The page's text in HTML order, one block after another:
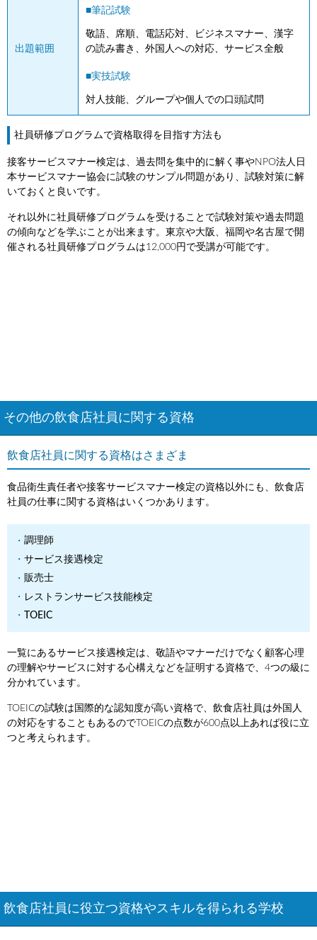
出題範囲
■筆記試験
敬語、席順、電話応対、ビジネスマナー、漢字
の読み書き、外国人への対応、サービス全般
■実技試験
対人技能、グループや個人での口頭試問
社員研修プログラムで資格取得を目指す方法も
接客サービスマナー検定は、過去問を集中的に解く事やNPO法人日
本サービスマナー協会に試験のサンプル問題があり、試験対策に解
いておくと良いです。
それ以外に社員研修プログラムを受けることで試験対策や過去問題
の傾向などを学ぶことが出来ます。東京や大阪、福岡や名古屋で開
催される社員研修プログラムは12,000円で受講が可能です。
その他の飲食店社員に関する資格
飲食店社員に関する資格はさまざま
食品衛生責任者や接客サービスマナー検定の資格以外にも、飲食店
社員の仕事に関する資格はいくつかあります。
調理師
サービス接遇検定
販売士
レストランサービス技能検定
TOEIC
一覧にあるサービス接遇検定は、敬語やマナーだけでなく顧客心理
の理解やサービスに対する心構えなどを証明する資格で、4つの級に
分かれています。
TOEICの試験は国際的な認知度が高い資格で、飲食店社員は外国人
の対応をすることもあるのでTOEICの点数が600点以上あれば役に立
つと考えられます。
飲食店社員に役立つ資格やスキルを得られる学校